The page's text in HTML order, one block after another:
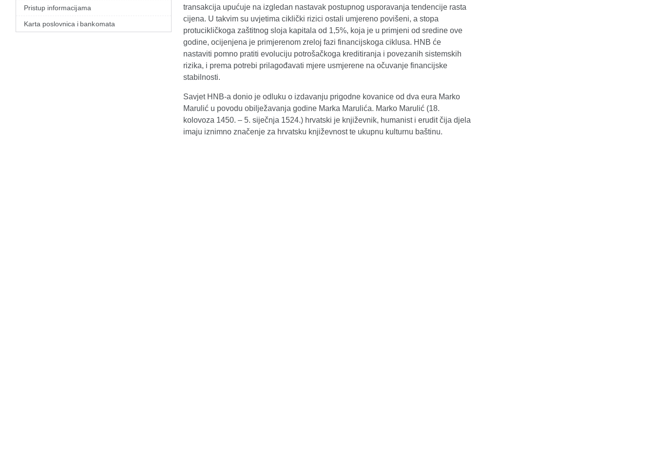
Pristup informacijama
Karta poslovnica i bankomata
transakcija upućuje na izgledan nastavak postupnog usporavanja tendencije rasta
cijena. U takvim su uvjetima ciklički rizici ostali umjereno povišeni, a stopa
protucikličkoga zaštitnog sloja kapitala od 1,5%, koja je u primjeni od sredine ove
godine, ocijenjena je primjerenom zreloj fazi financijskoga ciklusa. HNB će
nastaviti pomno pratiti evoluciju potrošačkoga kreditiranja i povezanih sistemskih
rizika, i prema potrebi prilagođavati mjere usmjerene na očuvanje financijske
stabilnosti.
Savjet HNB-a donio je odluku o izdavanju prigodne kovanice od dva eura Marko
Marulić u povodu obilježavanja godine Marka Marulića. Marko Marulić (18.
kolovoza 1450. – 5. siječnja 1524.) hrvatski je književnik, humanist i erudit čija djela
imaju iznimno značenje za hrvatsku književnost te ukupnu kulturnu baštinu.